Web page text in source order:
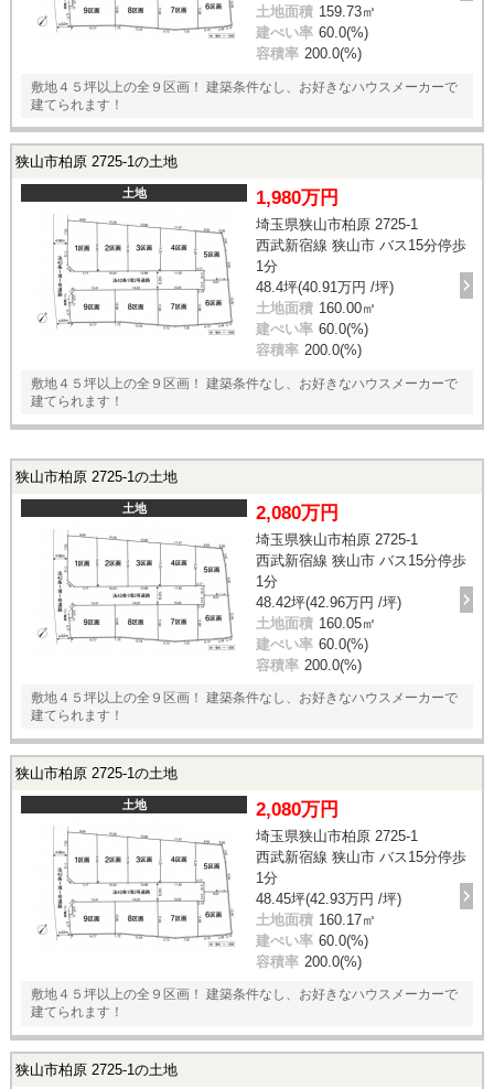
土地面積 159.73㎡
建ぺい率 60.0(%)
容積率 200.0(%)
敷地４５坪以上の全９区画！ 建築条件なし、お好きなハウスメーカーで
建てられます！
狭山市柏原 2725-1の土地
土地 1,980万円
埼玉県狭山市柏原 2725-1
西武新宿線 狭山市 バス15分停歩
1分
48.4坪(40.91万円 /坪)
土地面積 160.00㎡
建ぺい率 60.0(%)
容積率 200.0(%)
敷地４５坪以上の全９区画！ 建築条件なし、お好きなハウスメーカーで
建てられます！
狭山市柏原 2725-1の土地
土地 2,080万円
埼玉県狭山市柏原 2725-1
西武新宿線 狭山市 バス15分停歩
1分
48.42坪(42.96万円 /坪)
土地面積 160.05㎡
建ぺい率 60.0(%)
容積率 200.0(%)
敷地４５坪以上の全９区画！ 建築条件なし、お好きなハウスメーカーで
建てられます！
狭山市柏原 2725-1の土地
土地 2,080万円
埼玉県狭山市柏原 2725-1
西武新宿線 狭山市 バス15分停歩
1分
48.45坪(42.93万円 /坪)
土地面積 160.17㎡
建ぺい率 60.0(%)
容積率 200.0(%)
敷地４５坪以上の全９区画！ 建築条件なし、お好きなハウスメーカーで
建てられます！
狭山市柏原 2725-1の土地